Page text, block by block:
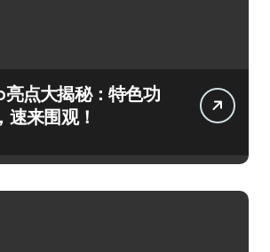
点大揭秘：特色功
速来围观！